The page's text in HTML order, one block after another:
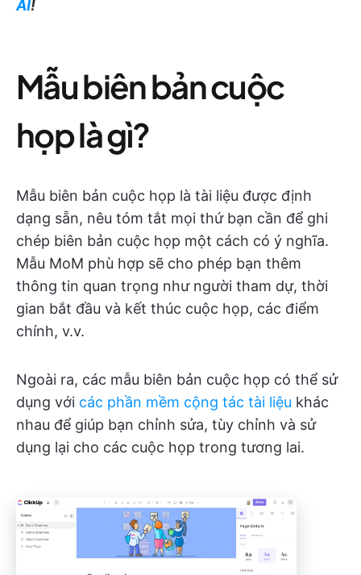
AI!
Mẫu biên bản cuộc
họp là gì?
Mẫu biên bản cuộc họp là tài liệu được định
dạng sẵn, nêu tóm tắt mọi thứ bạn cần để ghi
chép biên bản cuộc họp một cách có ý nghĩa.
Mẫu MoM phù hợp sẽ cho phép bạn thêm
thông tin quan trọng như người tham dự, thời
gian bắt đầu và kết thúc cuộc họp, các điểm
chính, v.v.
Ngoài ra, các mẫu biên bản cuộc họp có thể sử
dụng với các phần mềm cộng tác tài liệu khác
nhau để giúp bạn chỉnh sửa, tùy chỉnh và sử
dụng lại cho các cuộc họp trong tương lai.